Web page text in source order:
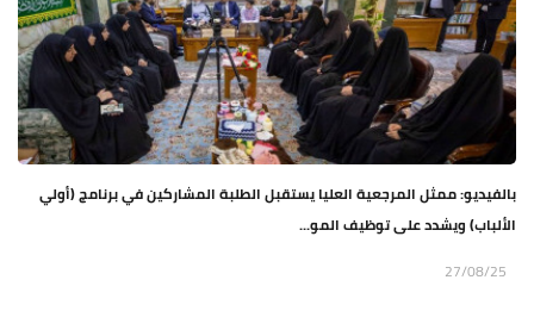
بالفيديو: ممثل المرجعية العليا يستقبل الطلبة المشاركين في برنامج (أولي
الألباب) ويشدد على توظيف المو...
27/08/25